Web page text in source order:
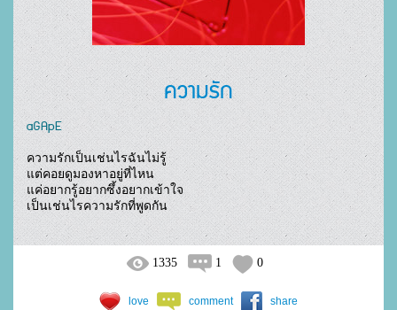
ความรัก
aGApE
ความรักเป็นเช่นไรฉันไม่รู้
แต่คอยดูมองหาอยู่ที่ไหน
แค่อยากรู้อยากซึ้งอยากเข้าใจ
เป็นเช่นไรความรักที่พูดกัน
1335 1 0
love comment share